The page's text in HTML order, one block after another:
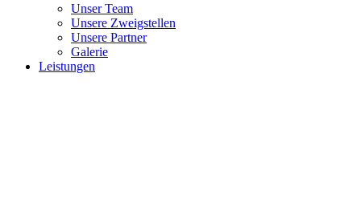
Unser Team
Unsere Zweigstellen
Unsere Partner
Galerie
Leistungen